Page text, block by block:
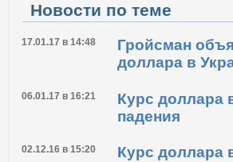
Новости по теме
17.01.17 в 14:48
Гройсман
доллара в
06.01.17 в 16:21
Курс доллара
падения
02.12.16 в 15:20 Курс доллара